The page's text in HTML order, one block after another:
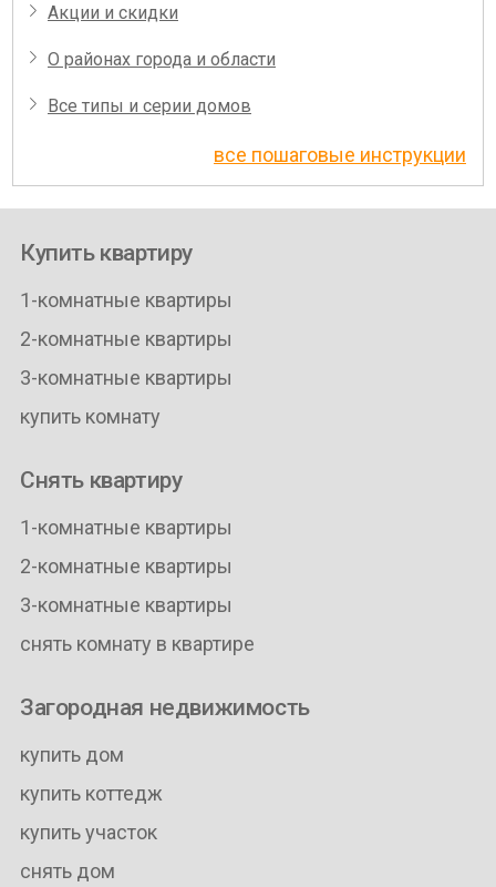
Акции и скидки
О районах города и области
Все типы и серии домов
все пошаговые инструкции
Купить квартиру
1-комнатные квартиры
2-комнатные квартиры
3-комнатные квартиры
купить комнату
Снять квартиру
1-комнатные квартиры
2-комнатные квартиры
3-комнатные квартиры
снять комнату в квартире
Загородная недвижимость
купить дом
купить коттедж
купить участок
снять дом